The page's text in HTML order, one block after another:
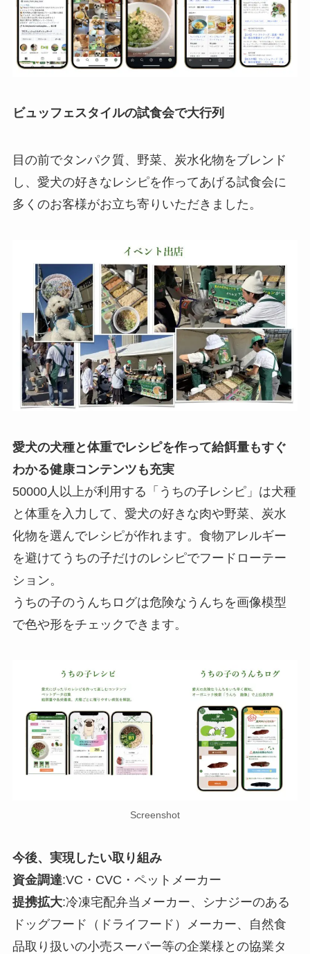
ビュッフェスタイルの試食会で大行列
目の前でタンパク質、野菜、炭水化物をブレンド
し、愛犬の好きなレシピを作ってあげる試食会に
多くのお客様がお立ち寄りいただきました。
愛犬の犬種と体重でレシピを作って給餌量もすぐ
わかる健康コンテンツも充実
50000人以上が利用する「うちの子レシピ」は犬種
と体重を入力して、愛犬の好きな肉や野菜、炭水
化物を選んでレシピが作れます。食物アレルギー
を避けてうちの子だけのレシピでフードローテー
ション。
うちの子のうんちログは危険なうんちを画像模型
で色や形をチェックできます。
Screenshot
今後、実現したい取り組み
資金調達:VC・CVC・ペットメーカー
提携拡大:冷凍宅配弁当メーカー、シナジーのある
ドッグフード（ドライフード）メーカー、自然食
品取り扱いの小売スーパー等の企業様との協業タ